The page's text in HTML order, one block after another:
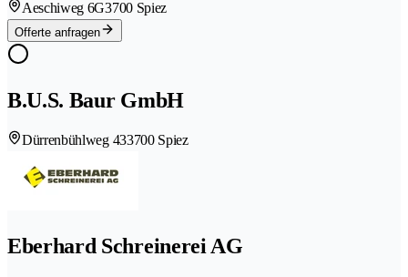
Aeschiweg 6G3700 Spiez
Offerte anfragen
B.U.S. Baur GmbH
Dürrenbühlweg 433700 Spiez
Eberhard Schreinerei AG